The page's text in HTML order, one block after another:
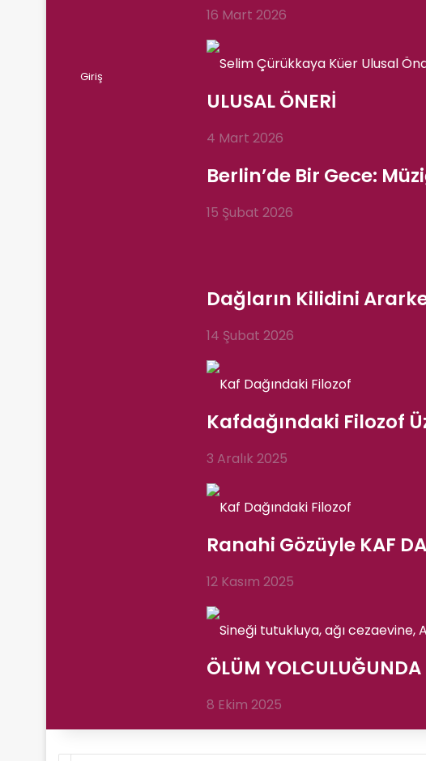
Giriş Dış görünümü değiştir
Arama yap ...
16 Mart 2026
ULUSAL ÖNERİ
4 Mart 2026
Berlin’de Bir Gece:
15 Şubat 2026
Dağların Kilidini
14 Şubat 2026
Kafdağındaki Filozof
3 Aralık 2025
Ranahi Gözüyle KAF
12 Kasım 2025
ÖLÜM
8 Ekim 2025